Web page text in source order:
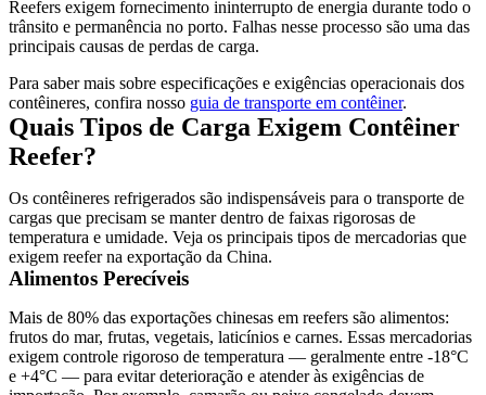
Reefers exigem fornecimento ininterrupto de energia durante todo o
trânsito e permanência no porto. Falhas nesse processo são uma das
principais causas de perdas de carga.
Para saber mais sobre especificações e exigências operacionais dos
contêineres, confira nosso guia de transporte em contêiner.
Quais Tipos de Carga Exigem Contêiner
Reefer?
Os contêineres refrigerados são indispensáveis para o transporte de
cargas que precisam se manter dentro de faixas rigorosas de
temperatura e umidade. Veja os principais tipos de mercadorias que
exigem reefer na exportação da China.
Alimentos Perecíveis
Mais de 80% das exportações chinesas em reefers são alimentos:
frutos do mar, frutas, vegetais, laticínios e carnes. Essas mercadorias
exigem controle rigoroso de temperatura — geralmente entre -18°C
e +4°C — para evitar deterioração e atender às exigências de